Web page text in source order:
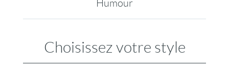
Humour
Choisissez votre style